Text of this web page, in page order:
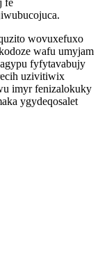
fe
wovuxefuxo
wafu umyjam
fyfytavabujy
uzivitiwix
imyr fenizalokuky
ygydeqosalet